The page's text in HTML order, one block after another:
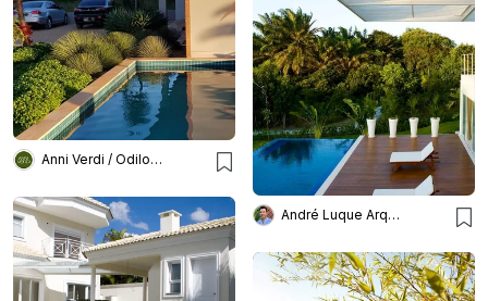
Anni Verdi / Odilon Claro
André Luque Arquitetura